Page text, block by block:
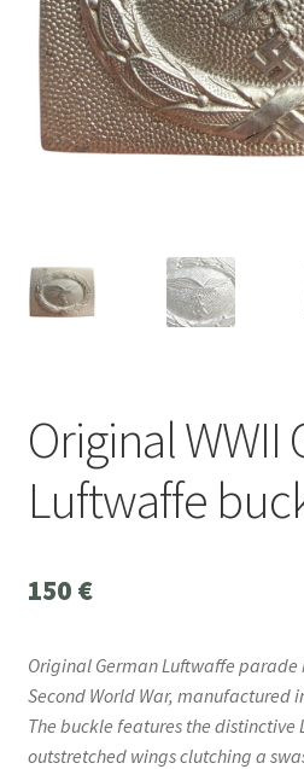
Original WWII
Luftwaffe
150 €
Original German Luftwaffe
Second World War, manufactured
The buckle features the
outstretched wings clutching a